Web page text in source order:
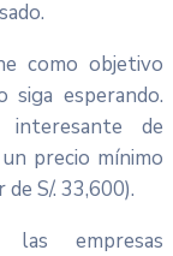
como objetivo
siga esperando.
de
precio mínimo
S/. 33,600).
empresas